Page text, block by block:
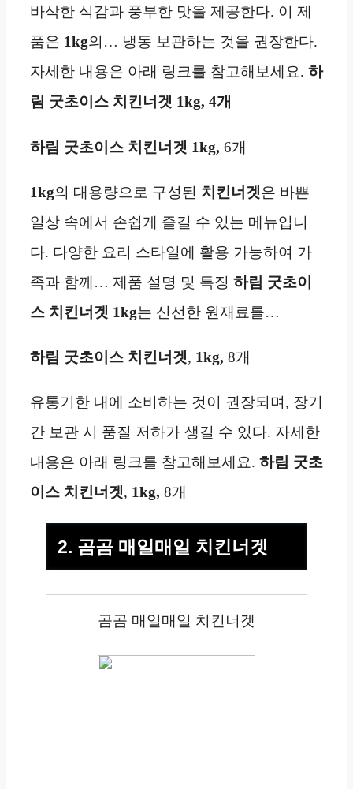
바삭한 식감과 풍부한 맛을 제공한다. 이 제
품은 1kg의… 냉동 보관하는 것을 권장한다.
자세한 내용은 아래 링크를 참고해보세요. 하
림 굿초이스 치킨너겟 1kg, 4개
하림 굿초이스 치킨너겟 1kg, 6개
1kg의 대용량으로 구성된 치킨너겟은 바쁜
일상 속에서 손쉽게 즐길 수 있는 메뉴입니
다. 다양한 요리 스타일에 활용 가능하여 가
족과 함께… 제품 설명 및 특징 하림 굿초이
스 치킨너겟 1kg는 신선한 원재료를…
하림 굿초이스 치킨너겟, 1kg, 8개
유통기한 내에 소비하는 것이 권장되며, 장기
간 보관 시 품질 저하가 생길 수 있다. 자세한
내용은 아래 링크를 참고해보세요. 하림 굿초
이스 치킨너겟, 1kg, 8개
2. 곰곰 매일매일 치킨너겟
곰곰 매일매일 치킨너겟